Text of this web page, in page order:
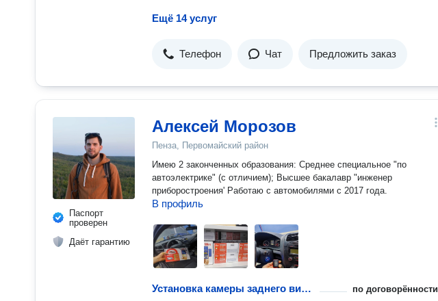
Ещё 14 услуг
Телефон Чат Предложить заказ
Паспорт
проверен
Даёт гарантию
Алексей Морозов
Пенза, Первомайский район
Имею 2 законченных образования: Среднее специальное "по
автоэлектрике" (с отличием); Высшее бакалавр "инженер
приборостроения' Работаю с автомобилями с 2017 года.
В профиль
Установка камеры заднего вида на автомобиль по договорённости